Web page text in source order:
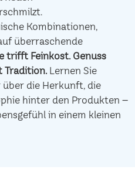
Kombinationen,
überraschende
trifft Feinkost. Genuss
Lernen Sie
über die Herkunft, die
hinter den Produkten –
in einem kleinen